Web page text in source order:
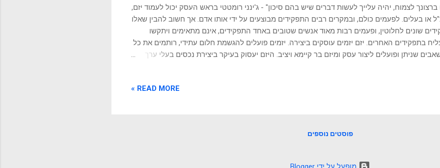
לצמוח, יהיה עלייך לעשות דברים שיש בהם סיכון" - ג'ינני רומטטי בראש העסק יכול לעמוד יזם,
או בעלים. לפעמים כולם, ובמקרים רבים התפקידים מבוצעים על ידי אותו אדם. אך חשוב להבין שאלו
שונים לחלוטין, ופעמים רבות מאוד אנשים שטובים באחד התפקידים, אינם מתאימים ויתקשו
בתפקידים האחרים. יזם יזמים עוסקים ביצירה. יזמים פועלים להגשמת חלום עתידי, רותמים את כל
שניתן ופועלים ליצור עסק ומיזם בר קיימא ויציב. היזם יעסוק בעיקר ביצירת נכסים בעלי ערך
בעלי נכונות ללקיחת רמת סיכון גבוהה. פרק נוסף שיעניין אותך: מנכ"ל - התפקיד. מה עושה מנכ"ל?
READ MORE »
פוסטים נוספים